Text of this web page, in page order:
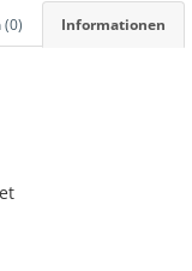
Informationen
(0)